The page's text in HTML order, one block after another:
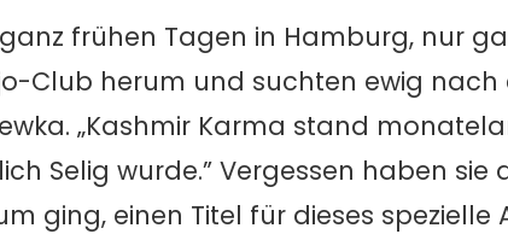
frühen Tagen in Hamburg, nur
Club herum und suchten ewig nach
„Kashmir Karma stand
Selig wurde.” Vergessen haben sie
ging, einen Titel für dieses spezielle